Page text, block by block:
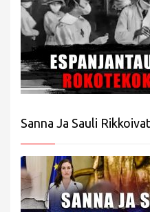
Sanna Ja Sauli